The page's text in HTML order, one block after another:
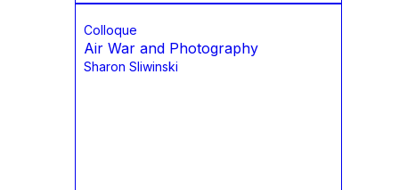
Colloque
Air War and Photography
Sharon Sliwinski